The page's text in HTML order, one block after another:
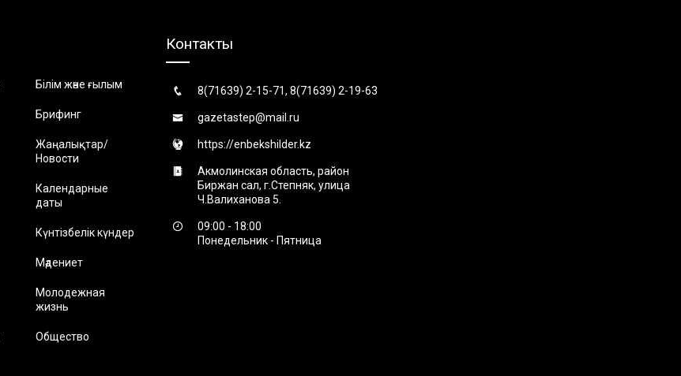
Білім және ғылым
Брифинг
Жаңалықтар/
Новости
Календарные
даты
Күнтізбелік күндер
Мәдениет
Молодежная
жизнь
Общество
Контакты
8(71639) 2-15-71, 8(71639) 2-19-63
gazetastep@mail.ru
https://enbekshilder.kz
Акмолинская область, район
Биржан сал, г.Степняк, улица
Ч.Валиханова 5.
09:00 - 18:00
Понедельник - Пятница